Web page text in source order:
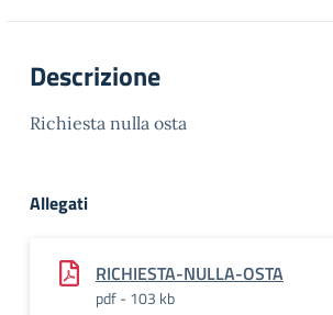
Descrizione
Richiesta nulla osta
Allegati
RICHIESTA-NULLA-OSTA
pdf - 103 kb